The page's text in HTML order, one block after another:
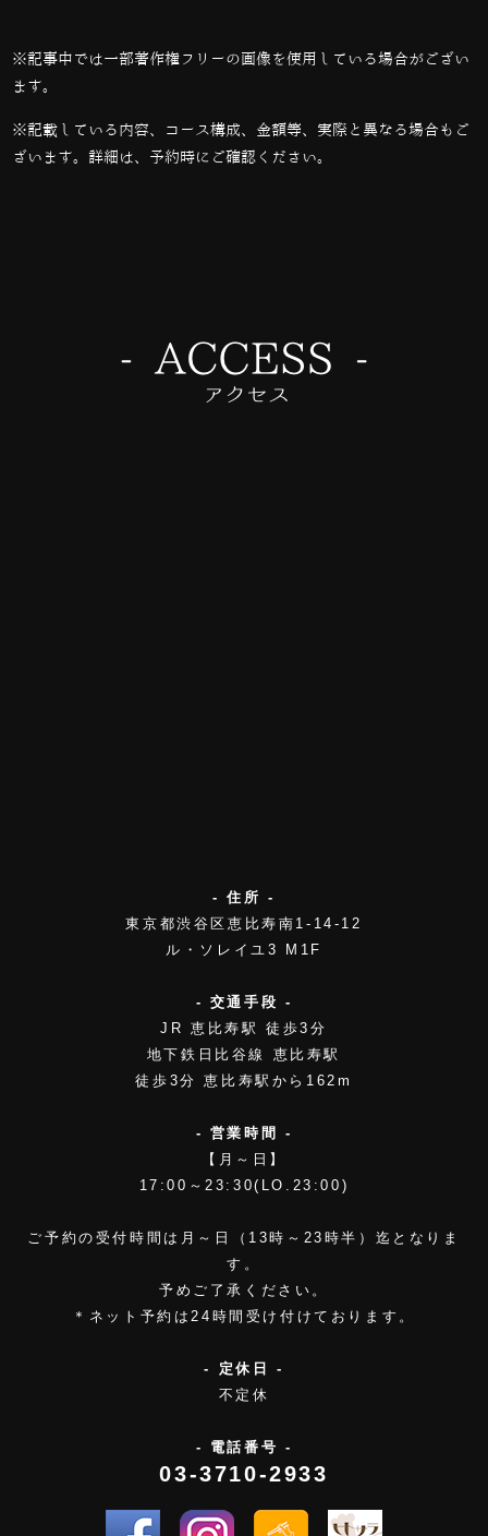
※記事中では一部著作権フリーの画像を使用している場合がござい
ます。
※記載している内容、コース構成、金額等、実際と異なる場合もご
ざいます。詳細は、予約時にご確認ください。
- 住所 -
東京都渋谷区恵比寿南1-14-12
ル・ソレイユ3 M1F
- 交通手段 -
JR 恵比寿駅 徒歩3分
地下鉄日比谷線 恵比寿駅
徒歩3分 恵比寿駅から162m
- 営業時間 -
【月～日】
17:00～23:30(LO.23:00)
ご予約の受付時間は月～日（13時～23時半）迄となりま
す。
予めご了承ください。
＊ネット予約は24時間受け付けております。
- 定休日 -
不定休
- 電話番号 -
03-3710-2933